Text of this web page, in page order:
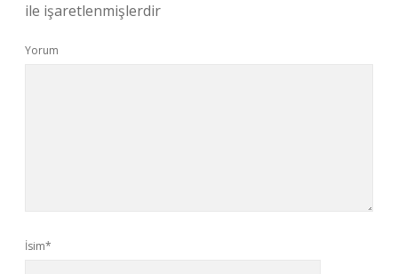
ile işaretlenmişlerdir
Yorum
İsim*